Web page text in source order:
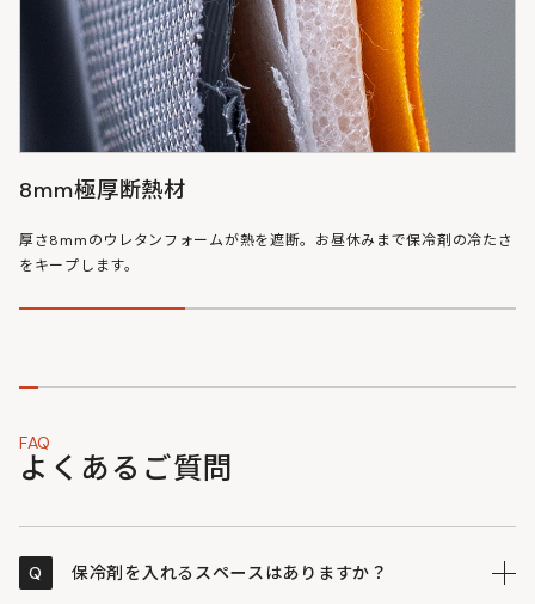
8mm極厚断熱材
厚さ8mmのウレタンフォームが熱を遮断。お昼休みまで保冷剤の冷たさ
をキープします。
FAQ
よくあるご質問
Q 保冷剤を入れるスペースはありますか？